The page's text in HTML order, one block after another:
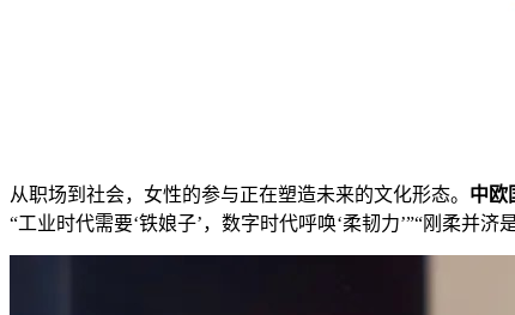
从职场到社会，女性的参与正在塑造未来的文化形态。 中欧
“工业时代需要‘铁娘子’，数字时代呼唤‘柔韧力’”“刚柔并济